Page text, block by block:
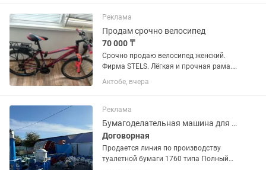
модельCandy Smart (Smart Touch /...
Реклама
Продам срочно велосипед
70 000 ₸
Срочно продаю велосипед женский.
Фирма STELS. Лёгкая и прочная рама.
Амортизационная передняя вилка —
комфортная езда по неровной дороге.
так и для прогулок. ...
Актобе, вчера
Реклама
Бумагоделательная машина для производства туалетной бумаги. Возможен обмен.
Договорная
Продается линия по производству
туалетной бумаги 1760 типа Полный